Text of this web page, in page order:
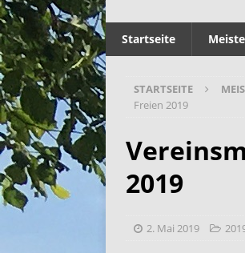
Startseite
STARTSEITE
Freien 2019
2019
2. Mai 2019